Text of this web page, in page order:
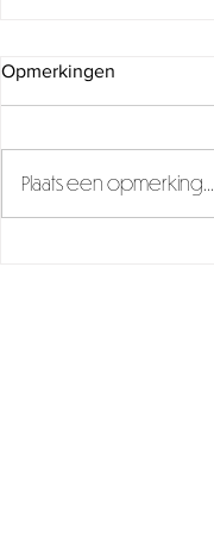
Nieuwsbrief Juli
Opmerkingen
Plaats een opmerking...